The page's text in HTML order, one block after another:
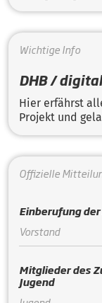
Wichtige Info
DHB /
Hier erfährst
Projekt und
Offizielle
Einberufung
Vorstand
Mitglieder des
Jugend